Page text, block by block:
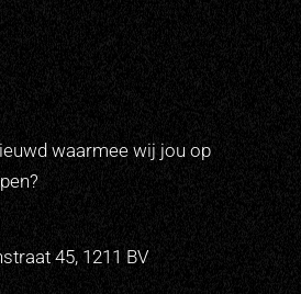
waarmee wij jou op
45, 1211 BV